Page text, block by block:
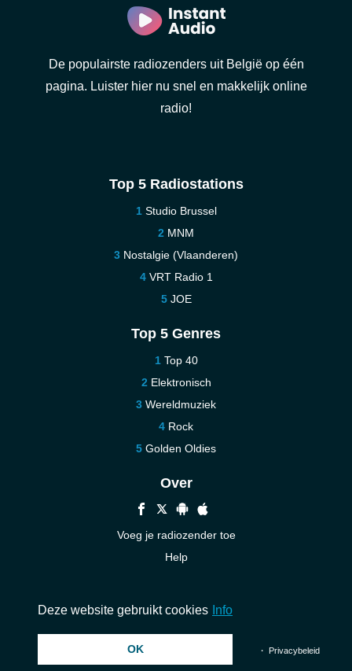
De populairste radiozenders uit België op één
pagina. Luister hier nu snel en makkelijk online
radio!
Top 5 Radiostations
Studio Brussel
MNM
Nostalgie (Vlaanderen)
VRT Radio 1
JOE
Top 5 Genres
Top 40
Elektronisch
Wereldmuziek
Rock
Golden Oldies
Over
Voeg je radiozender toe
Help
© 2026 InstantAudio. Alle rechten voorbehouden. ・ ・ Privacybeleid
Deze website gebruikt cookies Info
OK